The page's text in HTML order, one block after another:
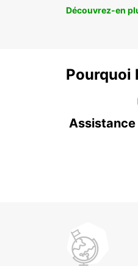
Découvrez-en
Pourquoi